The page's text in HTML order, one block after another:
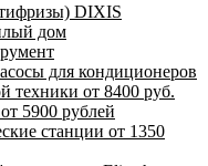
DIXIS
дом
для кондиционеров
техники от 8400 руб.
5900 рублей
станции от 1350